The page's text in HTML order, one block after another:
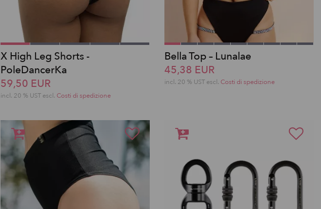
X High Leg Shorts -
PoleDancerKa
59,50 EUR
incl. 20 % UST escl. Costi di spedizione
Bella Top – Lunalae
45,38 EUR
incl. 20 % UST escl. Costi di spedizione